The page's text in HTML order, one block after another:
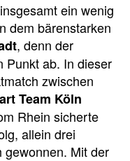
ein wenig
dem bärenstarken
, denn der
Punkt ab. In dieser
zwischen
Team Köln
Rhein sicherte
allein drei
gewonnen. Mit der